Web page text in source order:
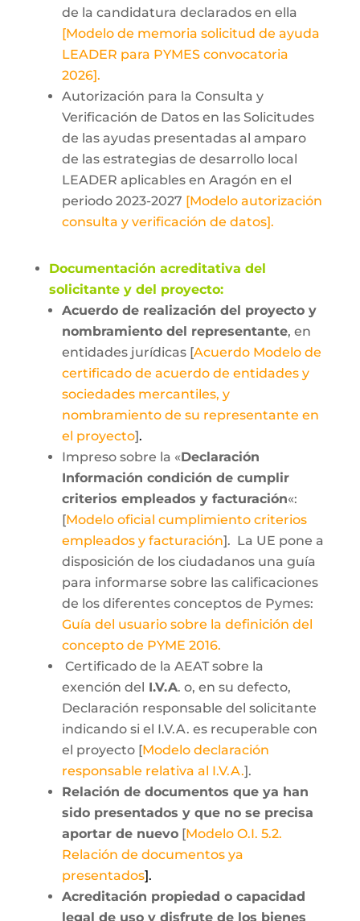
de la candidatura declarados en ella
[Modelo de memoria solicitud de ayuda
LEADER para PYMES convocatoria
2026].
Autorización para la Consulta y
Verificación de Datos en las Solicitudes
de las ayudas presentadas al amparo
de las estrategias de desarrollo local
LEADER aplicables en Aragón en el
periodo 2023-2027 [Modelo autorización
consulta y verificación de datos].
Documentación acreditativa del
solicitante y del proyecto:
Acuerdo de realización del proyecto y
nombramiento del representante, en
entidades jurídicas [Acuerdo Modelo de
certificado de acuerdo de entidades y
sociedades mercantiles, y
nombramiento de su representante en
el proyecto].
Impreso sobre la «Declaración
Información condición de cumplir
criterios empleados y facturación«:
[Modelo oficial cumplimiento criterios
empleados y facturación]. La UE pone a
disposición de los ciudadanos una guía
para informarse sobre las calificaciones
de los diferentes conceptos de Pymes:
Guía del usuario sobre la definición del
concepto de PYME 2016.
Certificado de la AEAT sobre la
exención del I.V.A. o, en su defecto,
Declaración responsable del solicitante
indicando si el I.V.A. es recuperable con
el proyecto [Modelo declaración
responsable relativa al I.V.A.].
Relación de documentos que ya han
sido presentados y que no se precisa
aportar de nuevo[Modelo O.I. 5.2.
Relación de documentos ya
presentados].
Acreditación propiedad o capacidad
legal de uso y disfrute de los bienes